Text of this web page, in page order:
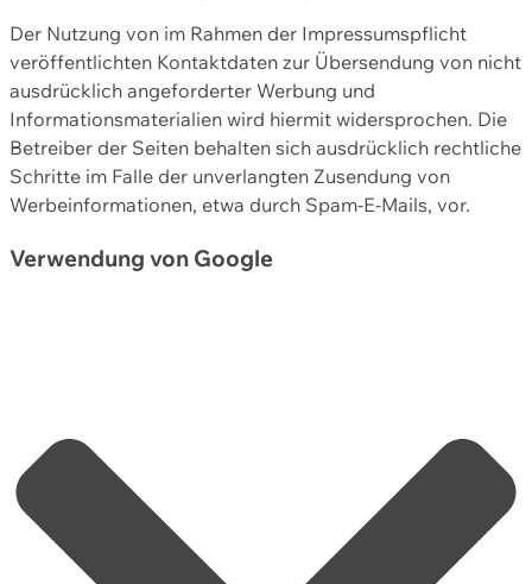
Der Nutzung von im Rahmen der Impressumspflicht
veröffentlichten Kontaktdaten zur Übersendung von nicht
ausdrücklich angeforderter Werbung und
Informationsmaterialien wird hiermit widersprochen. Die
Betreiber der Seiten behalten sich ausdrücklich rechtliche
Schritte im Falle der unverlangten Zusendung von
Werbeinformationen, etwa durch Spam-E-Mails, vor.
Verwendung von Google